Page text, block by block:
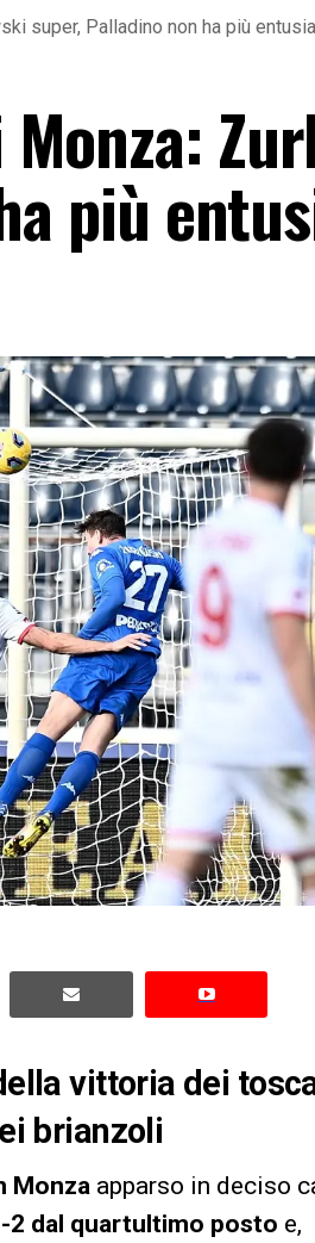
super, Palladino non ha più
Monza:
più
vittoria dei
brianzoli
Monza apparso in deciso
-2 dal quartultimo posto e,